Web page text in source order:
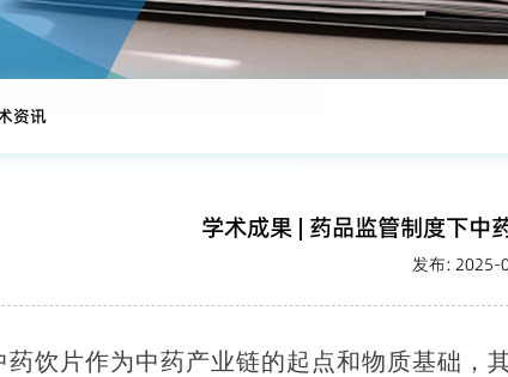
资讯
学术成果 | 药品监管制度下中
发布: 2025-
药饮片作为中药产业链的起点和物质基础，